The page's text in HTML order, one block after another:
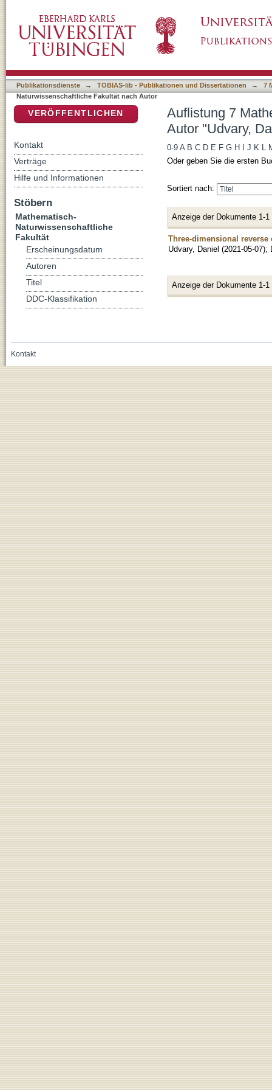
Publikationsdienste → TOBIAS-lib - Publikationen und Dissertationen →
7
Naturwissenschaftliche Fakultät nach Autor
Auflistung 7
Autor "Udvary,
0-9 A B C D E F G H J K L
Oder geben Sie die ersten
Sortiert nach:
Anzeige der Dokumente 1-1
Three-dimensional
Udvary, Daniel (2021-05-07);
Anzeige der Dokumente 1-1
VERÖFFENTLICHEN
Kontakt
Verträge
Hilfe und Informationen
Stöbern
Mathematisch-
Naturwissenschaftliche
Fakultät
Erscheinungsdatum
Autoren
Titel
DDC-Klassifikation
Kontakt